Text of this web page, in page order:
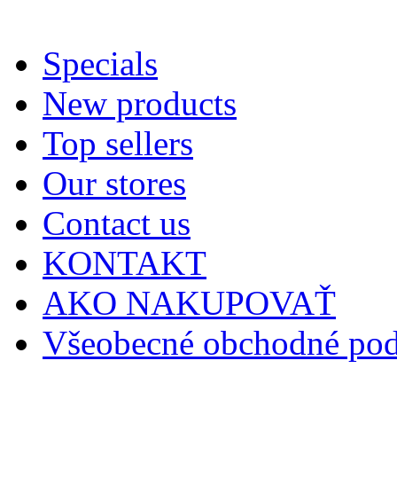
Specials
New products
Top sellers
Our stores
Contact us
KONTAKT
AKO NAKUPOVAŤ
Všeobecné obchodné